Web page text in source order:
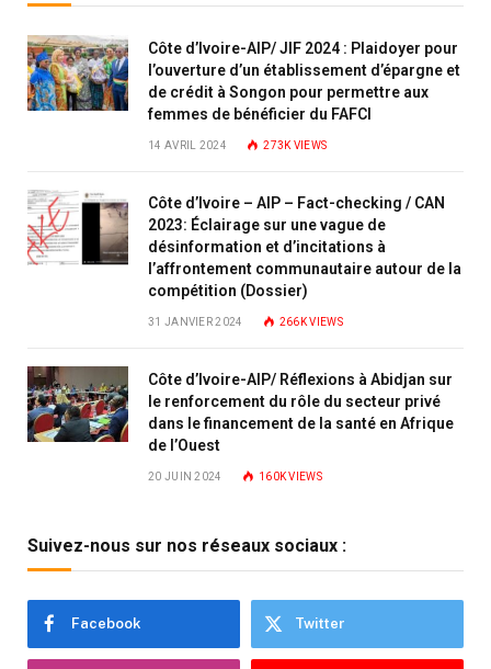
Côte d’Ivoire-AIP/ JIF 2024 : Plaidoyer pour
l’ouverture d’un établissement d’épargne et
de crédit à Songon pour permettre aux
femmes de bénéficier du FAFCI
14 AVRIL 2024 273K VIEWS
Côte d’Ivoire – AIP – Fact-checking / CAN
2023: Éclairage sur une vague de
désinformation et d’incitations à
l’affrontement communautaire autour de la
compétition (Dossier)
31 JANVIER 2024 266KVIEWS
Côte d’Ivoire-AIP/ Réflexions à Abidjan sur
le renforcement du rôle du secteur privé
dans le financement de la santé en Afrique
de l’Ouest
20 JUIN 2024 160KVIEWS
Suivez-nous sur nos réseaux sociaux :
Facebook Twitter